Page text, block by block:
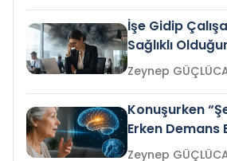
İşe Gidip
Sağlıklı
Gelir mi?Zeynep
Konuşurken
Erken Demans
mi?
Zeynep